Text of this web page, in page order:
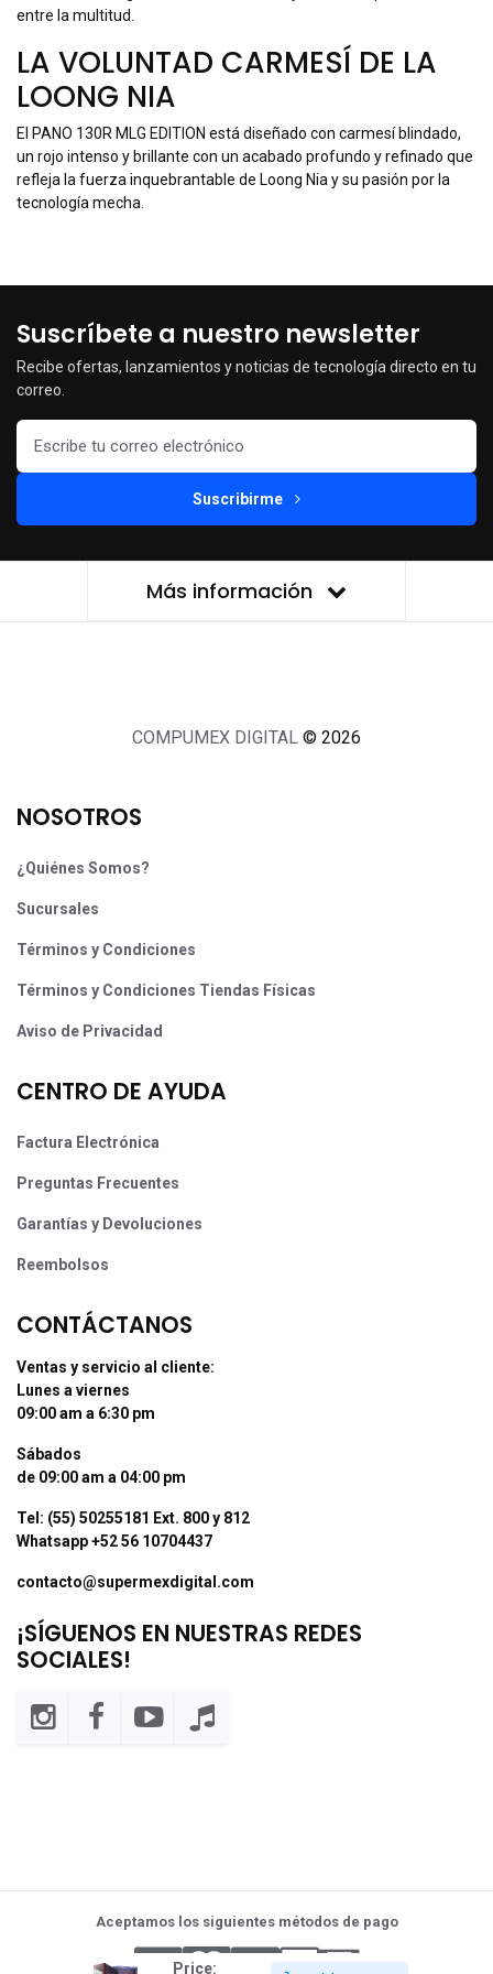
Price:
entre la multitud.
LA VOLUNTAD CARMESÍ DE LA
LOONG NIA
El PANO 130R MLG EDITION está diseñado con carmesí blindado,
un rojo intenso y brillante con un acabado profundo y refinado que
refleja la fuerza inquebrantable de Loong Nia y su pasión por la
tecnología mecha.
Suscríbete a nuestro newsletter
Recibe ofertas, lanzamientos y noticias de tecnología directo en tu
correo.
Suscribirme
Más información
COMPUMEX DIGITAL © 2026
NOSOTROS
¿Quiénes Somos?
Sucursales
Términos y Condiciones
Términos y Condiciones Tiendas Físicas
Aviso de Privacidad
CENTRO DE AYUDA
Factura Electrónica
Preguntas Frecuentes
Garantías y Devoluciones
Reembolsos
CONTÁCTANOS
Ventas y servicio al cliente:
Lunes a viernes
09:00 am a 6:30 pm
Sábados
de 09:00 am a 04:00 pm
Tel: (55) 50255181 Ext. 800 y 812
Whatsapp +52 56 10704437
contacto@supermexdigital.com
¡SÍGUENOS EN NUESTRAS REDES
SOCIALES!
Aceptamos los siguientes métodos de pago